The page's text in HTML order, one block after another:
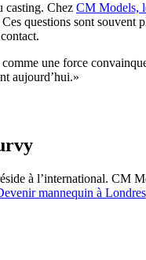
casting. Chez CM Models,
questions sont
une force
aujourd’hui.»
à l’international. CM
mannequin à Londres